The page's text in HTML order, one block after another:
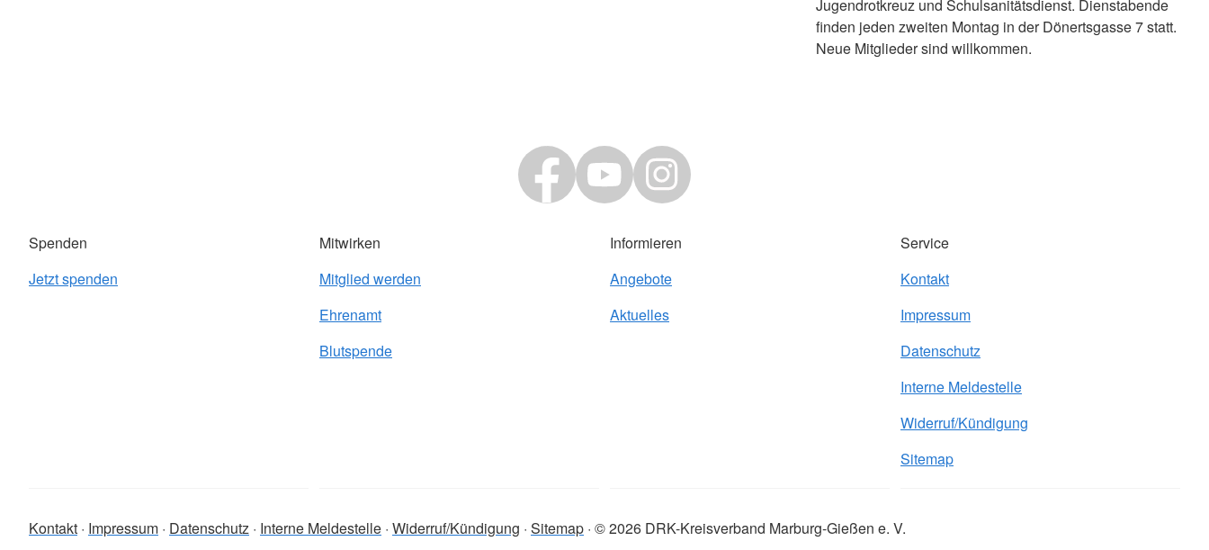
Jugendrotkreuz und Schulsanitätsdienst. Dienstabende
finden jeden zweiten Montag in der Dönertsgasse 7 statt.
Neue Mitglieder sind willkommen.
Spenden
Jetzt spenden
Mitwirken
Mitglied werden
Ehrenamt
Blutspende
Informieren
Angebote
Aktuelles
Service
Kontakt
Impressum
Datenschutz
Interne Meldestelle
Widerruf/Kündigung
Sitemap
Kontakt Impressum Datenschutz Interne Meldestelle Widerruf/Kündigung Sitemap © 2026 DRK-Kreisverband Marburg-Gießen e. V.